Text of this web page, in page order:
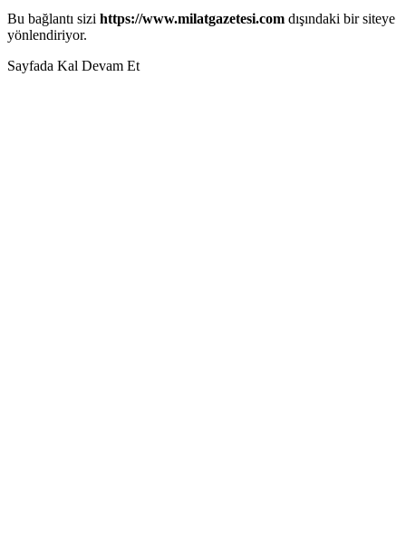
Bu bağlantı sizi https://www.milatgazetesi.com dışındaki bir siteye
yönlendiriyor.
Sayfada Kal Devam Et